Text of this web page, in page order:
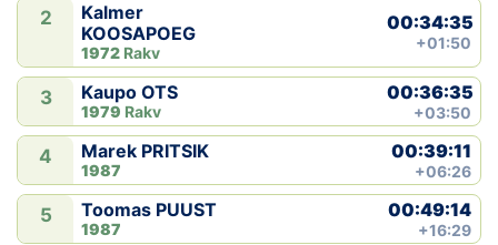
2
Kalmer
KOOSAPOEG
1972 Rakv
00:34:35
+01:50
3 Kaupo OTS
1979 Rakv
00:36:35
+03:50
4 Marek PRITSIK
1987
00:39:11
+06:26
5 Toomas PUUST
1987
00:49:14
+16:29